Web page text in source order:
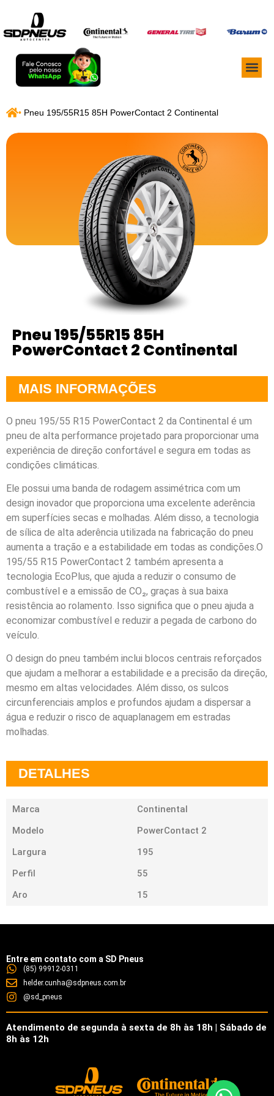
• Pneu 195/55R15 85H PowerContact 2 Continental
Pneu 195/55R15 85H
PowerContact 2 Continental
MAIS INFORMAÇÕES
O pneu 195/55 R15 PowerContact 2 da Continental é um
pneu de alta performance projetado para proporcionar uma
experiência de direção confortável e segura em todas as
condições climáticas.
Ele possui uma banda de rodagem assimétrica com um
design inovador que proporciona uma excelente aderência
em superfícies secas e molhadas. Além disso, a tecnologia
de sílica de alta aderência utilizada na fabricação do pneu
aumenta a tração e a estabilidade em todas as condições.O
195/55 R15 PowerContact 2 também apresenta a
tecnologia EcoPlus, que ajuda a reduzir o consumo de
combustível e a emissão de CO₂, graças à sua baixa
resistência ao rolamento. Isso significa que o pneu ajuda a
economizar combustível e reduzir a pegada de carbono do
veículo.
O design do pneu também inclui blocos centrais reforçados
que ajudam a melhorar a estabilidade e a precisão da direção,
mesmo em altas velocidades. Além disso, os sulcos
circunferenciais amplos e profundos ajudam a dispersar a
água e reduzir o risco de aquaplanagem em estradas
molhadas.
DETALHES
Marca
Continental
Modelo
PowerContact 2
Largura
195
Perfil
55
Aro
15
Entre em contato com a SD Pneus
(85) 99912-0311
helder.cunha@sdpneus.com.br
@sd_pneus
Atendimento de segunda à sexta de 8h às 18h | Sábado de
8h às 12h